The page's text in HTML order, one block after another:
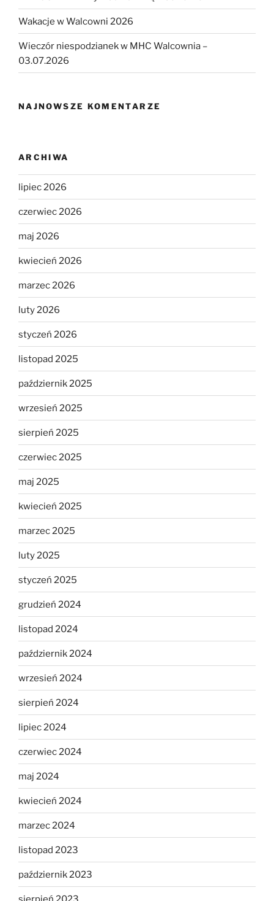
Wakacje w Walcowni 2026
Wieczór niespodzianek w MHC Walcownia –
03.07.2026
NAJNOWSZE KOMENTARZE
ARCHIWA
lipiec 2026
czerwiec 2026
maj 2026
kwiecień 2026
marzec 2026
luty 2026
styczeń 2026
listopad 2025
październik 2025
wrzesień 2025
sierpień 2025
czerwiec 2025
maj 2025
kwiecień 2025
marzec 2025
luty 2025
styczeń 2025
grudzień 2024
listopad 2024
październik 2024
wrzesień 2024
sierpień 2024
lipiec 2024
czerwiec 2024
maj 2024
kwiecień 2024
marzec 2024
listopad 2023
październik 2023